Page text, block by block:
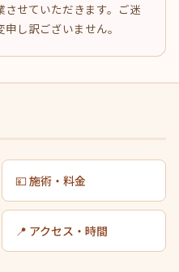
させていただきます。ご迷
し訳ございません。
💴 施術・料金
📍 アクセス・時間